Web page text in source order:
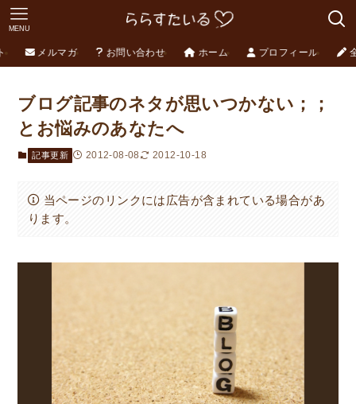
MENU
メルマガ お問い合わせ ホーム プロフィール
ブログ記事のネタが思いつかない；；
とお悩みのあなたへ
記事更新 2012-08-08 2012-10-18
当ページのリンクには広告が含まれている場合があ
ります。